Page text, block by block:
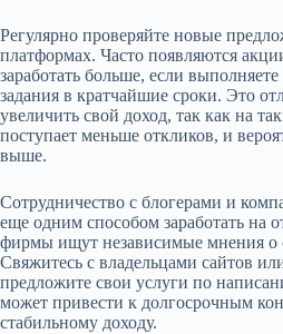
Регулярно проверяйте новые
платформах. Часто появляются
заработать больше, если
задания в кратчайшие сроки. Это
увеличить свой доход, так как на
поступает меньше откликов, и
выше.
Сотрудничество с блогерами и
еще одним способом заработать на
фирмы ищут независимые мнения о
Свяжитесь с владельцами сайтов
предложите свои услуги по
может привести к долгосрочным
стабильному доходу.